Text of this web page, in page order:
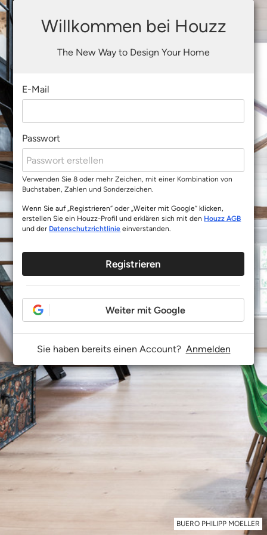
BUERO PHILIPP MOELLER
Willkommen bei Houzz
The New Way to Design Your Home
E-Mail
Passwort
Verwenden Sie 8 oder mehr Zeichen, mit einer Kombination von
Buchstaben, Zahlen und Sonderzeichen.
Wenn Sie auf „Registrieren“ oder „Weiter mit Google“ klicken,
erstellen Sie ein Houzz-Profil und erklären sich mit den Houzz AGB
und der Datenschutzrichtlinie einverstanden.
Registrieren
Weiter mit Google
Sie haben bereits einen Account? Anmelden